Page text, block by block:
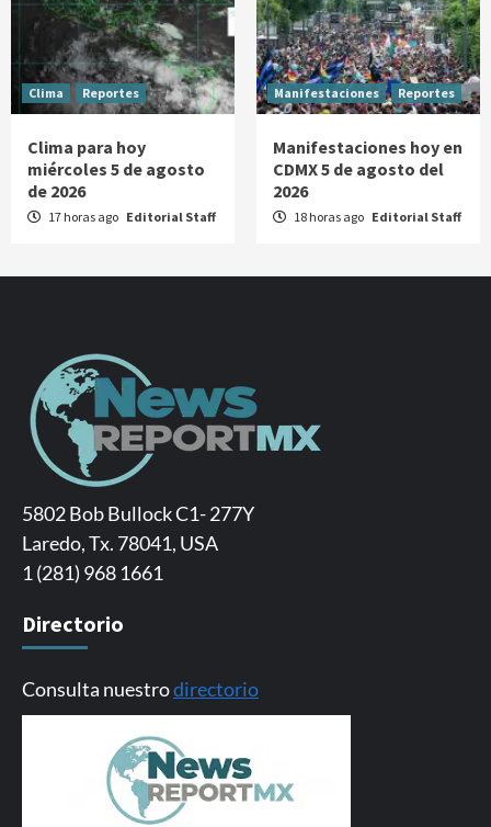
Clima Reportes
Clima para hoy
miércoles 5 de agosto
de 2026
17 horas ago Editorial Staff
Manifestaciones Reportes
Manifestaciones hoy en
CDMX 5 de agosto del
2026
18 horas ago Editorial Staff
5802 Bob Bullock C1- 277Y
Laredo, Tx. 78041, USA
1 (281) 968 1661
Directorio
Consulta nuestrodirectorio